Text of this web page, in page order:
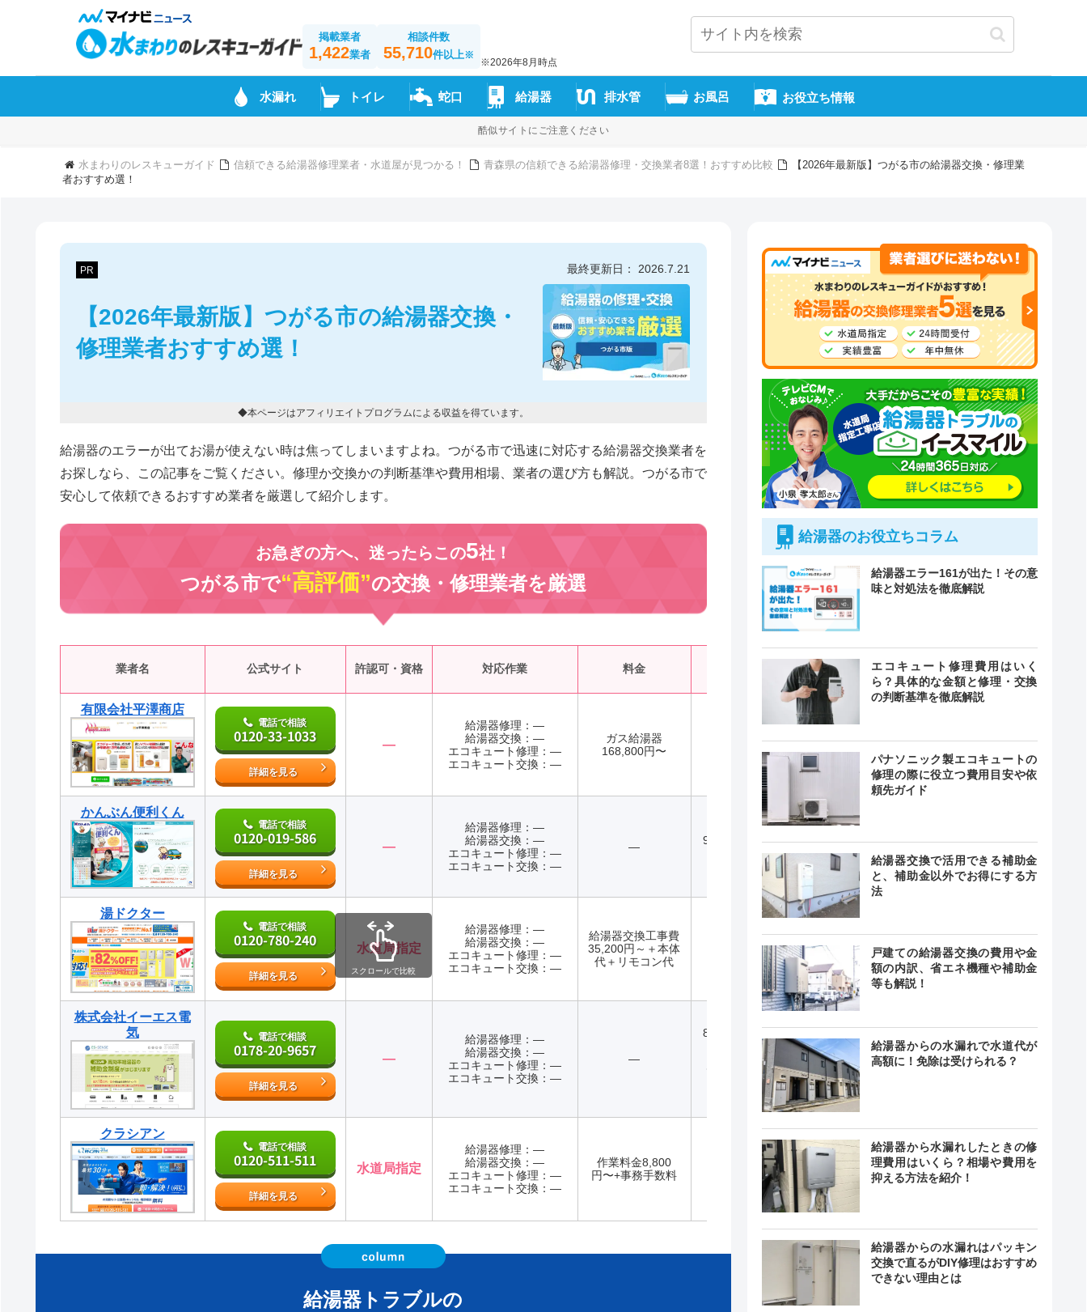
掲載業者
1,422業者
相談件数
55,710件以上※
※2026年8月時点
水漏れ トイレ 蛇口 給湯器 排水管 お風呂 お役立ち情報
酷似サイトにご注意ください
水まわりのレスキューガイド 信頼できる給湯器修理業者・水道屋が見つかる！ 青森県の信頼できる給湯器修理・交換業者8選！おすすめ比較
【2026年最新版】つがる市の給湯器交換・修理業
者おすすめ選！
PR
【2026年最新版】つがる市の給湯器交換・
修理業者おすすめ選！
最終更新日： 2026.7.21
◆本ページはアフィリエイトプログラムによる収益を得ています。
給湯器のエラーが出てお湯が使えない時は焦ってしまいますよね。つがる市で迅速に対応する給湯器交換業者を
お探しなら、この記事をご覧ください。修理か交換かの判断基準や費用相場、業者の選び方も解説。つがる市で
安心して依頼できるおすすめ業者を厳選して紹介します。
お急ぎの方へ、迷ったらこの5社！
つがる市で“高評価”の交換・修理業者を厳選
業者名 公式サイト 許認可・資格 対応作業 料金 緊急駆けつけ
有限会社平澤商店
電話で相談
0120-33-1033
詳細を見る
―
給湯器修理：―
給湯器交換：―
エコキュート修理：―
エコキュート交換：―
ガス給湯器
168,800円〜
記載なし
かんぶん便利くん
電話で相談
0120-019-586
詳細を見る
―
給湯器修理：―
給湯器交換：―
エコキュート修理：―
エコキュート交換：―
―
9:00～17:00
―
湯ドクター
電話で相談
0120-780-240
詳細を見る
水道局指定
給湯器修理：―
給湯器交換：―
エコキュート修理：―
エコキュート交換：―
給湯器交換工事費
35,200円～＋本体
代＋リモコン代
記載なし
株式会社イーエス電
気
電話で相談
0178-20-9657
詳細を見る
―
給湯器修理：―
給湯器交換：―
エコキュート修理：―
エコキュート交換：―
―
8:30～19:30
日曜、祝日
（ご要望に
て休日対応
―
クラシアン
電話で相談
0120-511-511
詳細を見る
水道局指定
給湯器修理：―
給湯器交換：―
エコキュート修理：―
エコキュート交換：―
作業料金8,800
円〜+事務手数料
最短30分
スクロールで比較
給湯器トラブルの
給湯器のお役立ちコラム
給湯器エラー161が出た！その意
味と対処法を徹底解説
エコキュート修理費用はいく
ら？具体的な金額と修理・交換
の判断基準を徹底解説
パナソニック製エコキュートの
修理の際に役立つ費用目安や依
頼先ガイド
給湯器交換で活用できる補助金
と、補助金以外でお得にする方
法
戸建ての給湯器交換の費用や金
額の内訳、省エネ機種や補助金
等も解説！
給湯器からの水漏れで水道代が
高額に！免除は受けられる？
給湯器から水漏れしたときの修
理費用はいくら？相場や費用を
抑える方法を紹介！
給湯器からの水漏れはパッキン
交換で直るがDIY修理はおすすめ
できない理由とは